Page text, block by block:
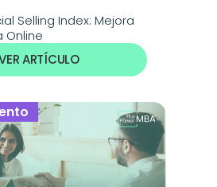
Selling Index: Mejora
Online
ARTÍCULO